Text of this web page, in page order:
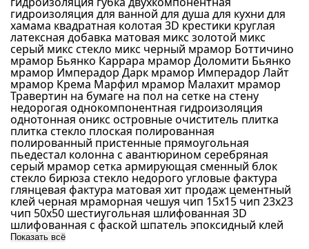
Зеленый
Золотой
Светло-серый
Черный
Красный
Желтый
Оранжевый
Фиолетовый
Сиреневый
Коричневый
Бронзовый
Материал
Стекло
Керамика
Стекломасса
Камень
Керамогранит
Ракушка
Зеркало
Стекло-камень
Дерево
Форма чипа
Размер чипа
гидроизоляция для ванной для душа для кухни для
хамама квадратная колотая 3D крестики круглая
латексная добавка матовая микс золотой микс
серый микс стекло микс черный мрамор Боттичино
мрамор Бьянко Каррара мрамор Доломити Бьянко
мрамор Имперадор Дарк мрамор Имперадор Лайт
мрамор Крема Марфил мрамор Малахит мрамор
Травертин на бумаге на пол на сетке на стену
недорогая однокомпонентная гидроизоляция
однотонная оникс островныеочиститель плитка
плитка стекло плоская полированная
полированный пристенные прямоугольная
пьедестал колонна с авантюриномсеребряная
серый мрамор сетка армирующая сменный блок
стекло бирюза стекло недорого угловыефактура
глянцевая фактура матовая хит продаж цементный
клей черная мраморная чешуя чип 15х15 чип 23х23
чип 50х50 шестиугольная шлифованная 3D
шлифованная с фаской шпатель эпоксидный клей
Показать всё